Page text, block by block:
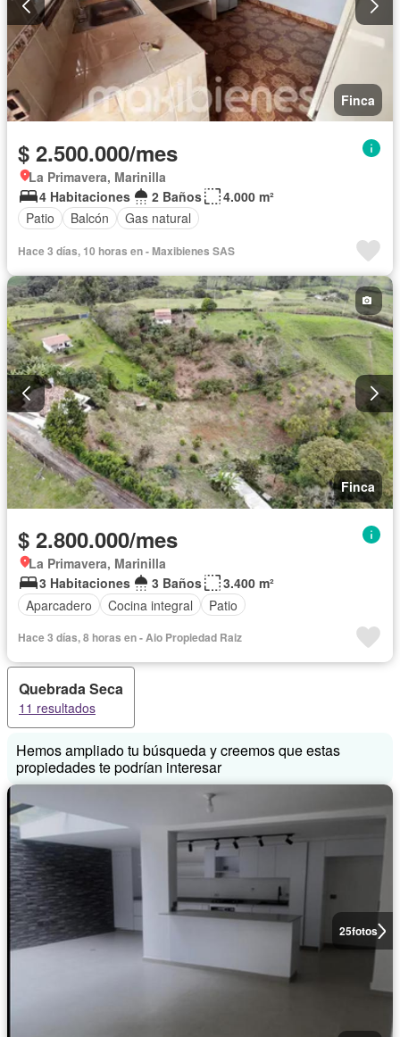
Finca
$ 2.500.000/mes
La Primavera, Marinilla
4 Habitaciones
2 Baños
4.000 m²
Patio
Balcón Gas natural
Hace 3 días, 10 horas en - Maxibienes SAS
Finca
$ 2.800.000/mes
La Primavera, Marinilla
3 Habitaciones
3 Baños
3.400 m²
Aparcadero
Cocina integral Patio
Hace 3 días, 8 horas en - Aio Propiedad Raiz
Quebrada Seca
11 resultados
Hemos ampliado tu búsqueda y creemos que estas
propiedades te podrían interesar
25fotos